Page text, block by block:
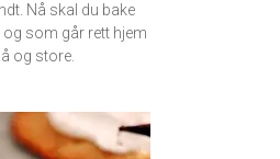
Nå skal du bake
som går rett hjem
og store.